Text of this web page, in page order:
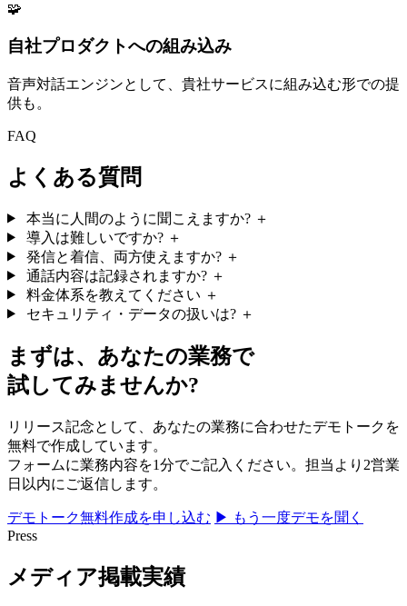
🧩
自社プロダクトへの組み込み
音声対話エンジンとして、貴社サービスに組み込む形での提
供も。
FAQ
よくある質問
本当に人間のように聞こえますか? ＋
導入は難しいですか? ＋
発信と着信、両方使えますか? ＋
通話内容は記録されますか? ＋
料金体系を教えてください ＋
セキュリティ・データの扱いは? ＋
まずは、あなたの業務で
試してみませんか?
リリース記念として、あなたの業務に合わせたデモトークを
無料で作成しています。
フォームに業務内容を1分でご記入ください。担当より2営業
日以内にご返信します。
デモトーク無料作成を申し込む ▶ もう一度デモを聞く
Press
メディア掲載実績